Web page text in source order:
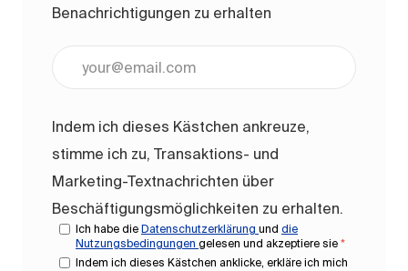
Benachrichtigungen zu erhalten
Indem ich dieses Kästchen ankreuze,
stimme ich zu, Transaktions- und
Marketing-Textnachrichten über
Beschäftigungsmöglichkeiten zu erhalten.
Ich habe die Datenschutzerklärung und die
Nutzungsbedingungen gelesen und akzeptiere sie *
Indem ich dieses Kästchen anklicke, erkläre ich mich